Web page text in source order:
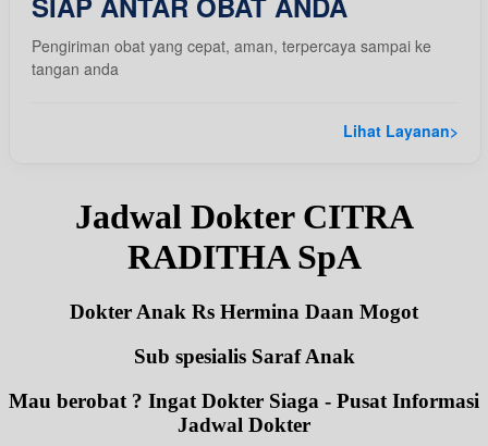
Pengiriman obat yang cepat, aman, terpercaya sampai ke
tangan anda
Lihat Layanan>
Jadwal Dokter CITRA
RADITHA SpA
Dokter Anak Rs Hermina Daan Mogot
Sub spesialis Saraf Anak
Mau berobat ? Ingat Dokter Siaga - Pusat Informasi
Jadwal Dokter